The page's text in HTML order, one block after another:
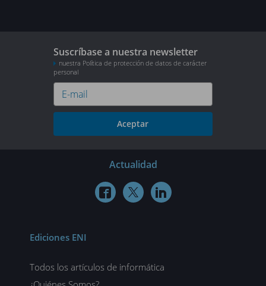
Suscríbase a nuestra newsletter
nuestra Política de protección de datos de carácter
personal
Aceptar
Actualidad
  
Ediciones ENI
Todos los artículos de informática